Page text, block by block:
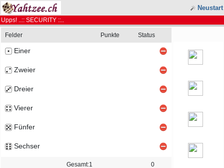
Neustart
Upps! ..:: SECURITY ::..
Felder Punkte Status
Einer
Zweier
Dreier
Vierer
Fünfer
Sechser
Gesamt:1 0